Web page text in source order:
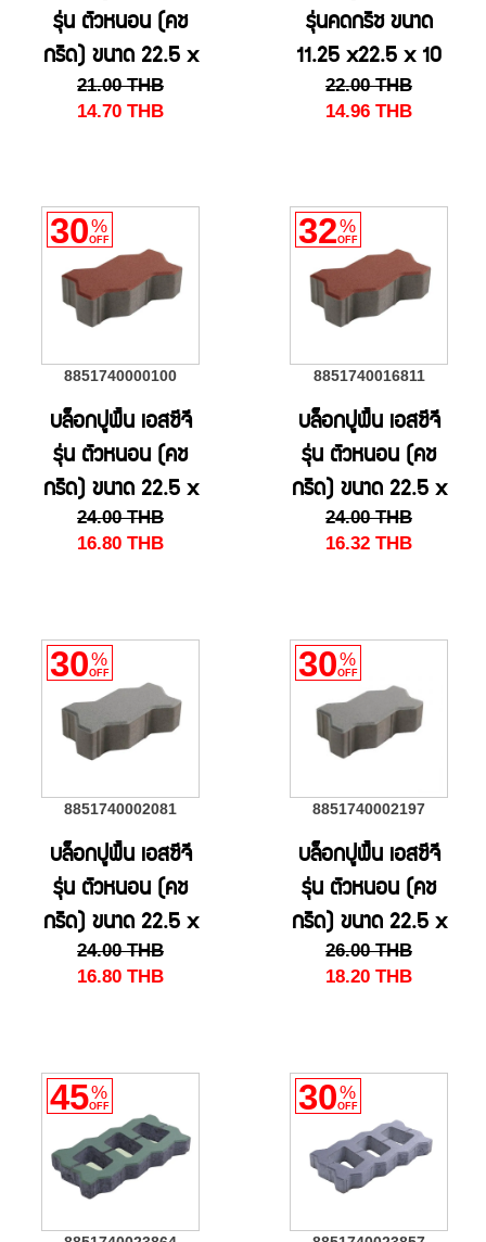
รุ่น ตัวหนอน (คช
กริด) ขนาด 22.5 x
11.25 x 10 ซม สี
21.00 THB
14.70 THB
รุ่นคดกริช ขนาด
11.25 x22.5 x 10
ซม. สีเทา(HS)
22.00 THB
14.96 THB
30%
OFF
8851740000100
บล็อกปูพื้น เอสซีจี
รุ่น ตัวหนอน (คช
กริด) ขนาด 22.5 x
11.25 x 10 ซม. สี
24.00 THB
16.80 THB
32%
OFF
8851740016811
บล็อกปูพื้น เอสซีจี
รุ่น ตัวหนอน (คช
กริด) ขนาด 22.5 x
11.25 x 10 ซม. สี
24.00 THB
16.32 THB
30%
OFF
8851740002081
บล็อกปูพื้น เอสซีจี
รุ่น ตัวหนอน (คช
กริด) ขนาด 22.5 x
11.25 x 12 ซม สี
24.00 THB
16.80 THB
30%
OFF
8851740002197
บล็อกปูพื้น เอสซีจี
รุ่น ตัวหนอน (คช
กริด) ขนาด 22.5 x
11.25 x 12 ซม. สี
26.00 THB
18.20 THB
45%
OFF 30%
OFF